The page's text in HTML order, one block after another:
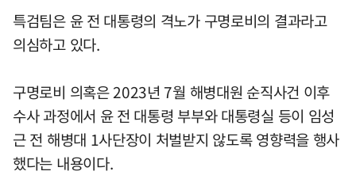
특검팀은 윤 전 대통령의 격노가 구명로비의 결과라고
의심하고 있다.
구명로비 의혹은 2023년 7월 해병대원 순직사건 이후
수사 과정에서 윤 전 대통령 부부와 대통령실 등이 임성
근 전 해병대 1사단장이 처벌받지 않도록 영향력을 행사
했다는 내용이다.